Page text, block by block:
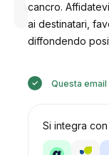
Anastasiia
cancro.
ai destinatari,
diffondendo
Questa
Si integra con